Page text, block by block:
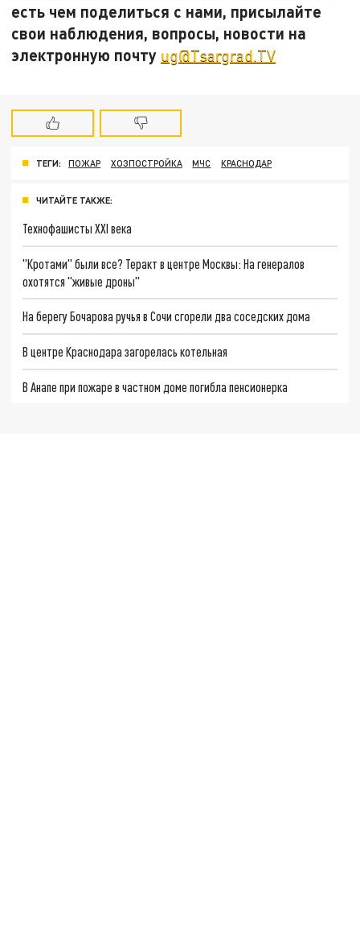
есть чем поделиться с нами, присылайте
свои наблюдения, вопросы, новости на
электронную почту ug@Tsargrad.TV
ТЕГИ: ПОЖАР ХОЗПОСТРОЙКА МЧС КРАСНОДАР
ЧИТАЙТЕ ТАКЖЕ:
Технофашисты XXI века
"Кротами" были все? Теракт в центре Москвы: На генералов
охотятся "живые дроны"
На берегу Бочарова ручья в Сочи сгорели два соседских дома
В центре Краснодара загорелась котельная
В Анапе при пожаре в частном доме погибла пенсионерка